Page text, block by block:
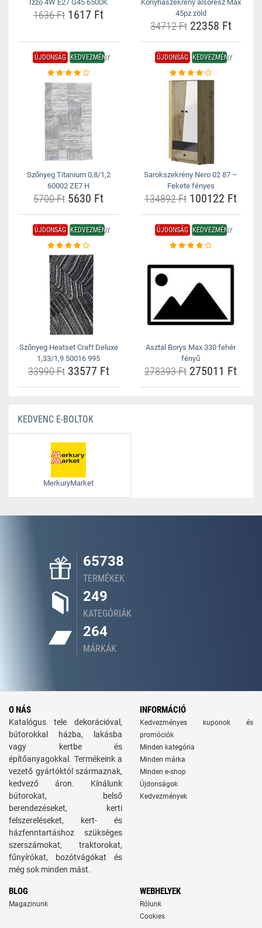
Izzó 4W E27 G45 6500K
1636 Ft 1617 Ft
Konyhaszekrény alsórész Max
45pz zöld
34712 Ft22358 Ft
ÚJDONSÁG KEDVEZMÉNY
Szőnyeg Titanium 0,8/1,2
60002 ZE7 H
5700 Ft 5630 Ft
ÚJDONSÁG KEDVEZMÉNY
Sarokszekrény Nero 02 87 –
Fekete fényes
134892 Ft 100122 Ft
ÚJDONSÁG KEDVEZMÉNY
Szőnyeg Heatset Craft Deluxe
1,33/1,9 50016 995
33990 Ft33577 Ft
ÚJDONSÁG KEDVEZMÉNY
Asztal Borys Max 330 fehér
fényű
278393 Ft 275011 Ft
KEDVENC E-BOLTOK
MerkuryMarket
65738
TERMÉKEK
249
KATEGÓRIÁK
264
MÁRKÁK
O NÁS
Katalógus tele dekorációval,
bútorokkal házba, lakásba
vagy kertbe és
építőanyagokkal. Termékeink a
vezető gyártóktól származnak,
kedvező áron. Kínálunk
bútorokat, belső
berendezéseket, kerti
felszereléseket, kert- és
házfenntartáshoz szükséges
szerszámokat, traktorokat,
fűnyírókat, bozótvágókat és
még sok minden mást.
INFORMÁCIÓ
Kedvezményes kuponok és
promóciók
Minden kategória
Minden márka
Minden e-shop
Újdonságok
Kedvezmények
BLOG
Magazinunk
WEBHELYEK
Rólunk
Cookies